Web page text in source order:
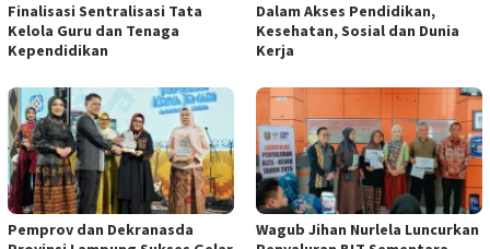
Finalisasi Sentralisasi Tata
Kelola Guru dan Tenaga
Kependidikan
Dalam Akses Pendidikan,
Kesehatan, Sosial dan Dunia
Kerja
Pemprov dan Dekranasda
Wagub Jihan Nurlela Luncurkan